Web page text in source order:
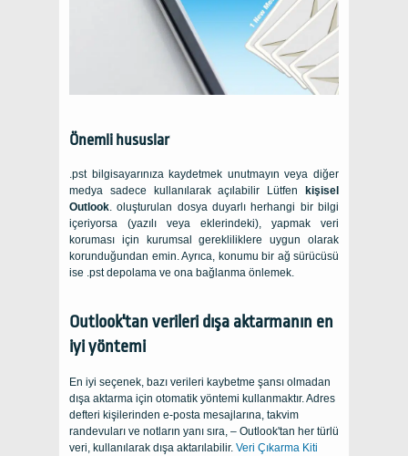
Önemli hususlar
.pst bilgisayarınıza kaydetmek unutmayın veya diğer
medya sadece kullanılarak açılabilir Lütfen
kişisel
Outlook. oluşturulan dosya duyarlı herhangi bir bilgi
içeriyorsa (yazılı veya eklerindeki), yapmak veri
koruması için kurumsal gerekliliklere uygun olarak
korunduğundan emin. Ayrıca, konumu bir ağ sürücüsü
ise .pst depolama ve ona bağlanma önlemek.
Outlook'tan verileri dışa aktarmanın en
iyi yöntemi
En iyi seçenek, bazı verileri kaybetme şansı olmadan
dışa aktarma için otomatik yöntemi kullanmaktır. Adres
defteri kişilerinden e-posta mesajlarına, takvim
randevuları ve notların yanı sıra, – Outlook'tan her türlü
veri, kullanılarak dışa aktarılabilir. Veri Çıkarma Kiti